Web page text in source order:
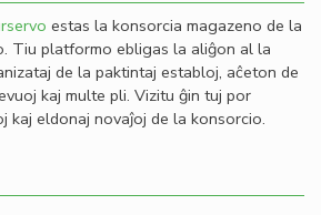
estas la konsorcia magazeno de la
Tiu platformo ebligas la aliĝon al la
de la paktintaj establoj, aĉeton de
kaj multe pli. Vizitu ĝin tuj por
kaj eldonaj novaĵoj de la konsorcio.